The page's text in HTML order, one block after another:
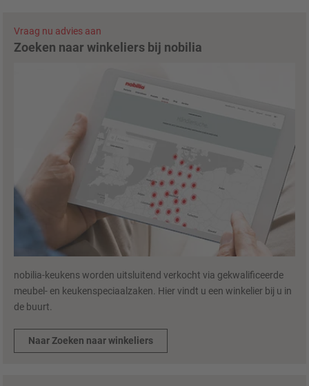
Vraag nu advies aan
Zoeken naar winkeliers bij nobilia
nobilia-keukens worden uitsluitend verkocht via gekwalificeerde
meubel- en keukenspeciaalzaken. Hier vindt u een winkelier bij u in
de buurt.
Naar Zoeken naar winkeliers